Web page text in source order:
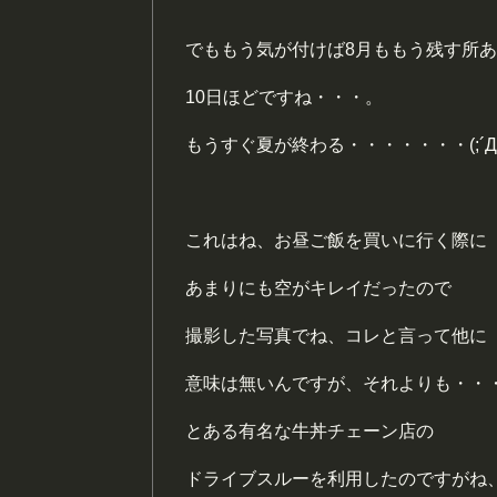
でももう気が付けば8月ももう残す所
10日ほどですね・・・。
もうすぐ夏が終わる・・・・・・・
これはね、お昼ご飯を買いに行く際に
あまりにも空がキレイだったので
撮影した写真でね、コレと言って他に
意味は無いんですが、それよりも・・・
とある有名な牛丼チェーン店の
ドライブスルーを利用したのですがね、